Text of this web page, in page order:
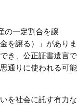
の一定割合を譲
を譲る）」がありま
き、公正証書遺言で
通りに使われる可能
を社会に託す有力な